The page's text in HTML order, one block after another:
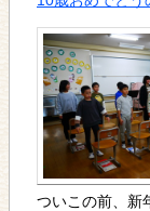
ついこの前、新